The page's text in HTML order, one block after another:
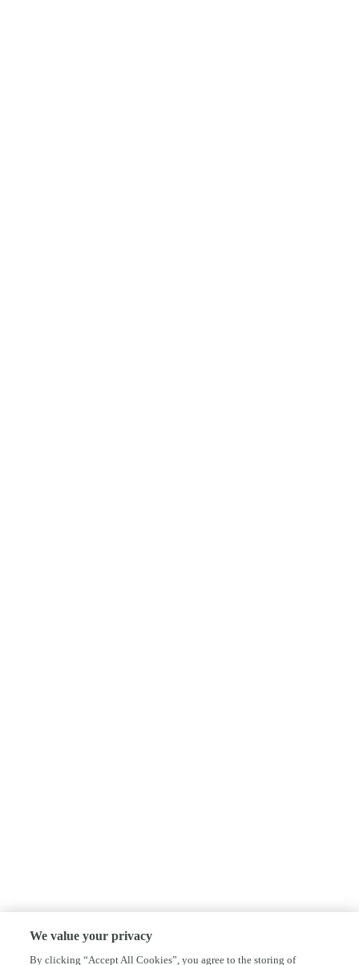
We value your privacy
By clicking “Accept All Cookies”, you agree to the storing of